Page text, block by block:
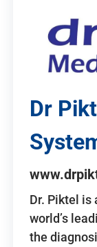
Dr
Dr. Piktel is
world’s
the